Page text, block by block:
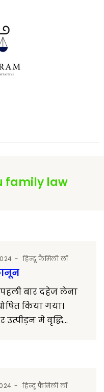
family law
हिन्दू फैमिली लॉ
बार दहेज लेना
किया गया।
मे वृद्धि...
हिन्दू फैमिली लॉ